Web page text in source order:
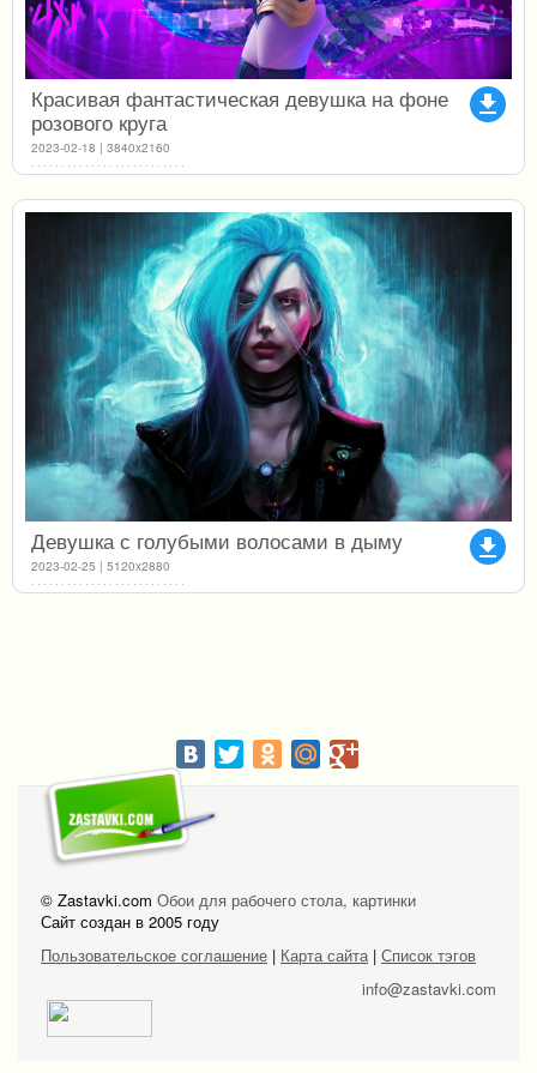
file_download
Красивая фантастическая девушка на фоне
розового круга
2023-02-18 | 3840x2160
file_download
Девушка с голубыми волосами в дыму
2023-02-25 | 5120x2880
© Zastavki.com Обои для рабочего стола, картинки
Сайт создан в 2005 году
Пользовательское соглашение | Карта сайта| Список тэгов
info@zastavki.com